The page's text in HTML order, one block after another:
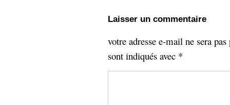
Laisser un commentaire
votre adresse e-mail ne sera
sont indiqués avec *